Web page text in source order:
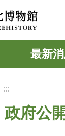
最新
:::
政府公